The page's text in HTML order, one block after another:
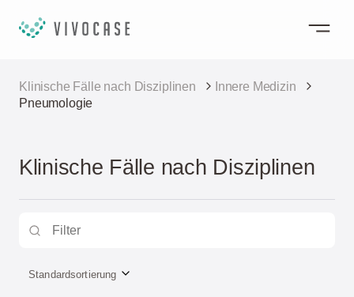
Klinische Fälle nach Disziplinen
Innere Medizin
Pneumologie
Klinische Fälle nach Disziplinen
Standardsortierung